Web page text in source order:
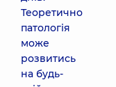
Теоретично
патологія
може
розвитись
на будь-